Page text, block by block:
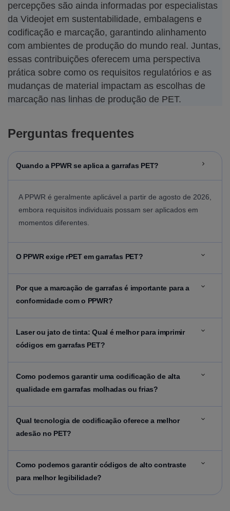
percepções são ainda informadas por especialistas
da Videojet em sustentabilidade, embalagens e
codificação e marcação, garantindo alinhamento
com ambientes de produção do mundo real. Juntas,
essas contribuições oferecem uma perspectiva
prática sobre como os requisitos regulatórios e as
mudanças de material impactam as escolhas de
marcação nas linhas de produção de PET.
Perguntas frequentes
Quandoa PPWR se aplica a garrafas PET?
A PPWR é geralmente aplicável a partir de agosto de 2026,
embora requisitos individuais possam ser aplicados em
momentos diferentes.
O PPWR exige rPET em garrafas PET?
Por que a marcação de garrafas é importante para a
conformidade com o PPWR?
Laserou jato de tinta: Qual é melhor para imprimir
códigos em garrafas PET?
Como podemos garantir uma codificação de alta
qualidade em garrafas molhadas ou frias?
Qual tecnologia de codificação oferece a melhor
adesão no PET?
Como podemos garantir códigos de alto contraste
para melhor legibilidade?